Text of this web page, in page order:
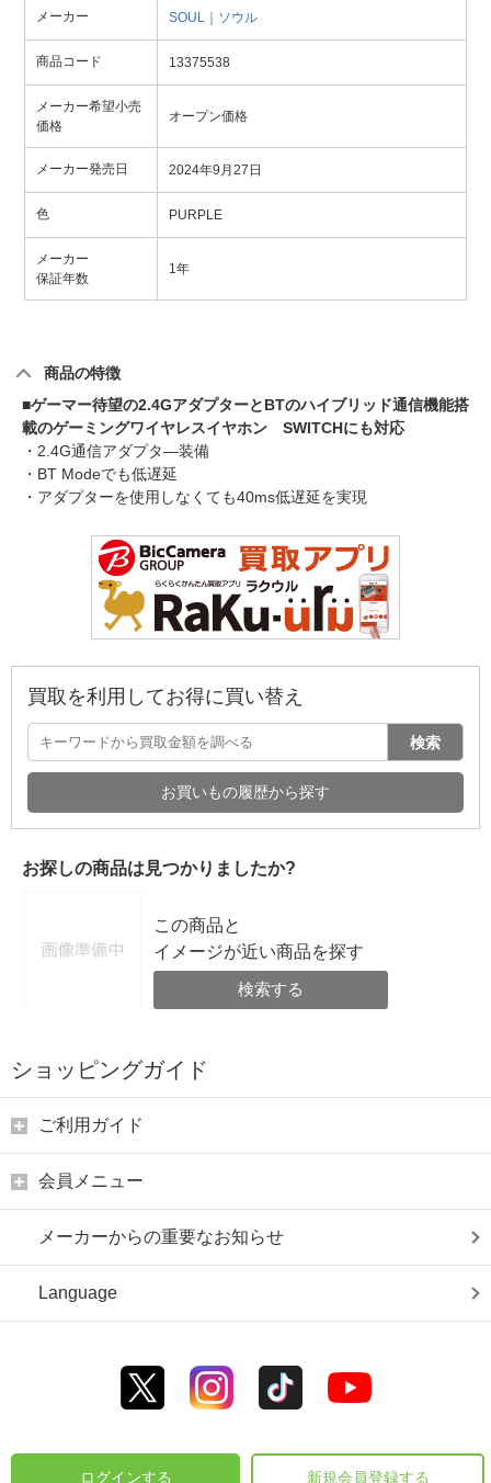
メーカー SOUL｜ソウル
商品コード 13375538
メーカー希望小売
価格
オープン価格
メーカー発売日 2024年9月27日
色 PURPLE
メーカー
保証年数
1年
商品の特徴
■ゲーマー待望の2.4GアダプターとBTのハイブリッド通信機能搭
載のゲーミングワイヤレスイヤホン SWITCHにも対応
・2.4G通信アダプタ―装備
・BT Modeでも低遅延
・アダプターを使用しなくても40ms低遅延を実現
買取を利用してお得に買い替え
検索
お買いもの履歴から探す
お探しの商品は見つかりましたか?
この商品と
イメージが近い商品を探す
検索する
ショッピングガイド
ご利用ガイド
会員メニュー
メーカーからの重要なお知らせ
Language
ログインする 新規会員登録する